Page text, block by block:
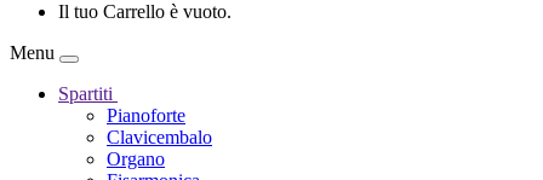
Il tuo Carrello è vuoto.
Menu
Spartiti
Pianoforte
Clavicembalo
Organo